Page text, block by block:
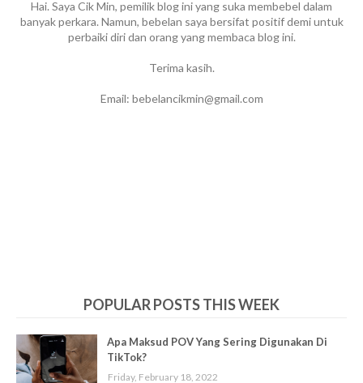
Hai. Saya Cik Min, pemilik blog ini yang suka membebel dalam
banyak perkara. Namun, bebelan saya bersifat positif demi untuk
perbaiki diri dan orang yang membaca blog ini.
Terima kasih.
Email: bebelancikmin@gmail.com
POPULAR POSTS THIS WEEK
Apa Maksud POV Yang Sering Digunakan Di
TikTok?
Friday, February 18, 2022